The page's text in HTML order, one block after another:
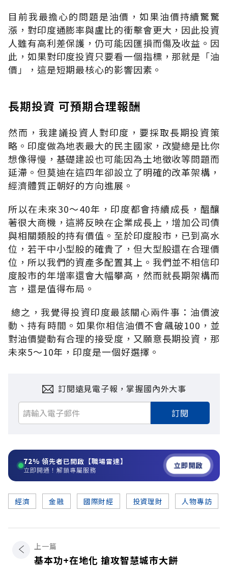
目前我最擔心的問題是油價，如果油價持續驚驚
漲，對印度通膨率與盧比的衝擊會更大，因此投資
人雖有高利差保護，仍可能因匯損而傷及收益。因
此，如果對印度投資只要看一個指標，那就是「油
價」，這是短期最核心的影響因素。
長期投資 可預期合理報酬
然而，我建議投資人對印度，要採取長期投資策
略。印度做為地表最大的民主國家，改變總是比你
想像得慢，基礎建設也可能因為土地徵收等問題而
延滯。但莫迪在這四年卻設立了明確的改革架構，
經濟體質正朝好的方向進展。
所以在未來30～40年，印度都會持續成長，醞釀
著很大商機，這將反映在企業成長上，增加公司債
與相關類股的持有價值。至於印度股市，已到高水
位，若干中小型股的確貴了，但大型股還在合理價
位，所以我們的資產多配置其上。我們並不相信印
度股市的年增率還會大幅攀高，然而就長期架構而
言，還是值得布局。
總之，我覺得投資印度最該關心兩件事：油價波
動、持有時間。如果你相信油價不會飆破100，並
對油價變動有合理的接受度，又願意長期投資，那
未來5～10年，印度是一個好選擇。
訂閱遠見電子報，掌握國內外大事
訂閱
72% 領先者已開啟【職場雷達】
立即開通！解鎖專屬服務 立即開啟
經濟 金融 國際財經 投資理財 人物專訪
上一篇
基本功+在地化 搶攻智慧城市大餅